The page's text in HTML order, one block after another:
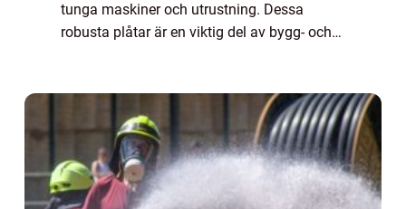
tunga maskiner och utrustning. Dessa
robusta plåtar är en viktig del av bygg- och